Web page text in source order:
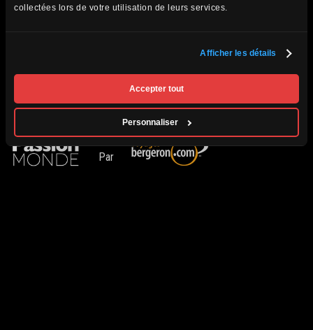
collectées lors de votre utilisation de leurs services.
Afficher les détails
Accepter tout
Personnaliser
Politique de renseignements personnels
L’agence
Permis d'agence de voyage du Québec #750421 | Tous droits réservés ©
2026 Passion Monde.
Par